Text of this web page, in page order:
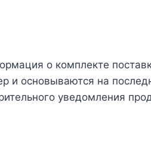
о комплекте
и основываются на
уведомления